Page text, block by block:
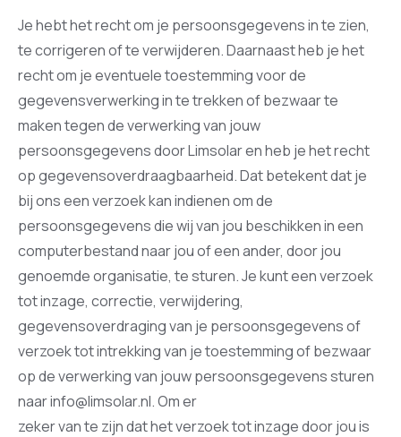
Je hebt het recht om je persoonsgegevens in te zien,
te corrigeren of te verwijderen. Daarnaast heb je het
recht om je eventuele toestemming voor de
gegevensverwerking in te trekken of bezwaar te
maken tegen de verwerking van jouw
persoonsgegevens door Limsolar en heb je het recht
op gegevensoverdraagbaarheid. Dat betekent dat je
bij ons een verzoek kan indienen om de
persoonsgegevens die wij van jou beschikken in een
computerbestand naar jou of een ander, door jou
genoemde organisatie, te sturen. Je kunt een verzoek
tot inzage, correctie, verwijdering,
gegevensoverdraging van je persoonsgegevens of
verzoek tot intrekking van je toestemming of bezwaar
op de verwerking van jouw persoonsgegevens sturen
naar info@limsolar.nl. Om er
zeker van te zijn dat het verzoek tot inzage door jou is